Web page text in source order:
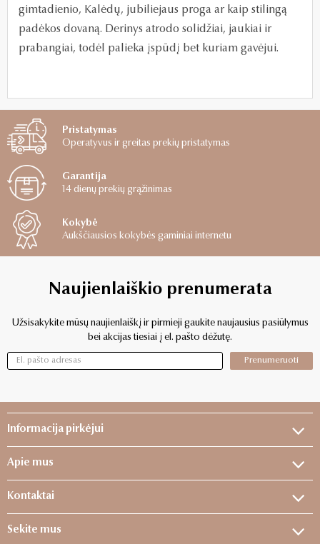
gimtadienio, Kalėdų, jubiliejaus proga ar kaip stilingą
padėkos dovaną. Derinys atrodo solidžiai, jaukiai ir
prabangiai, todėl palieka įspūdį bet kuriam gavėjui.
Pristatymas
Operatyvus ir greitas prekių pristatymas
Garantija
14 dienų prekių grąžinimas
Kokybė
Aukščiausios kokybės gaminiai internetu
Naujienlaiškio prenumerata
Užsisakykite mūsų naujienlaiškį ir pirmieji gaukite naujausius pasiūlymus
bei akcijas tiesiai į el. pašto dėžutę.
Prenumeruoti
Informacija pirkėjui
Apie mus
Kontaktai
Sekite mus